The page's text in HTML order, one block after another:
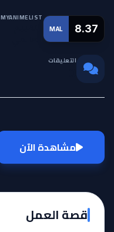
MAL 8.37
MYANIMELIST
التعليقات
مشاهدة الآن
قصة العمل